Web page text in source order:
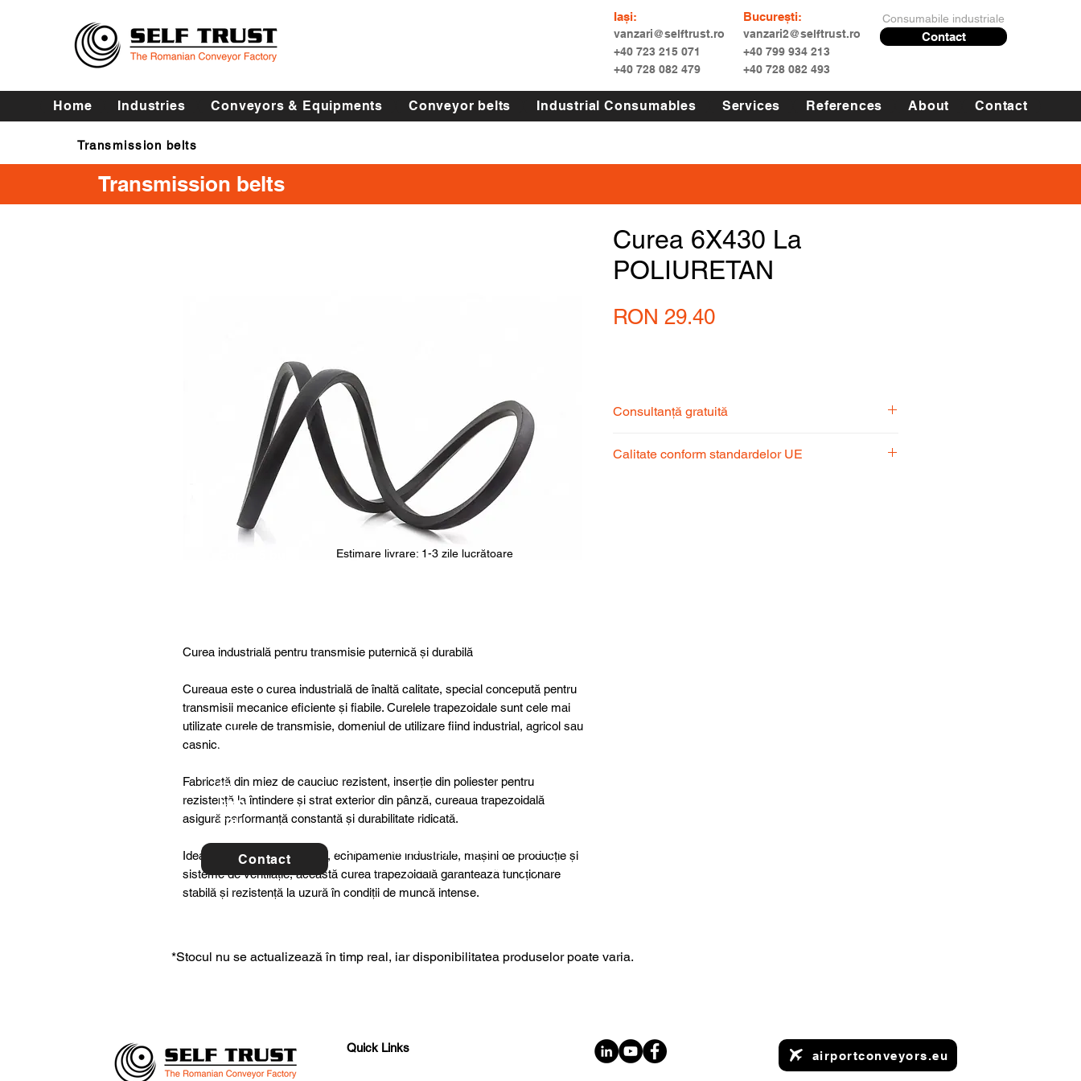
Iași:
vanzari@selftrust.ro
+40 723 215 071
+40 728 082 479
București:
vanzari2@selftrust.ro
+40 799 934 213
+40 728 082 493
Consumabile industriale
Contact
Home Industries Conveyors & Equipments Conveyor belts Industrial Consumables Services References About Contact
Transmission belts
Transmission belts
Transmission belts
Curea industrială pentru transmisie puternică și durabilă
Cureaua este o curea industrială de înaltă calitate, special concepută pentru
transmisii mecanice eficiente și fiabile. Curelele trapezoidale sunt cele mai
utilizate curele de transmisie, domeniul de utilizare fiind industrial, agricol sau
casnic.
Fabricată din miez de cauciuc rezistent, inserție din poliester pentru
rezistență la întindere și strat exterior din pânză, cureaua trapezoidală
asigură performanță constantă și durabilitate ridicată.
Ideală pentru utilaje agricole, echipamente industriale, mașini de producție și
sisteme de ventilație, această curea trapezoidală garantează funcționare
stabilă și rezistență la uzură în condiții de muncă intense.
Curea 6X430 La
POLIURETAN
RON 29.40Price
Consultanță gratuită
pentru a alege produsul potrivit nevoilor
Calitate conform standardelor UE
specia
l
cts or
consu
ltancy
we are
to
help
you!
Contact
Estimare livrare: 1-3 zile lucrătoare
For further details, special products or
consultancy we are here to help you!
*Stocul nu se actualizează în timp real, iar disponibilitatea produselor poate varia.
Quick Links
airportconveyors.eu